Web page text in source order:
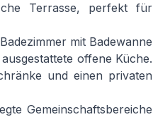
Terrasse, perfekt für
mit Badewanne
offene Küche.
und einen privaten
Gemeinschaftsbereiche